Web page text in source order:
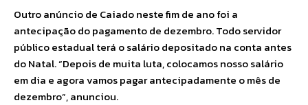
Outro anúncio de Caiado neste fim de ano foi a
antecipação do pagamento de dezembro. Todo servidor
público estadual terá o salário depositado na conta antes
do Natal. “Depois de muita luta, colocamos nosso salário
em dia e agora vamos pagar antecipadamente o mês de
dezembro”, anunciou.